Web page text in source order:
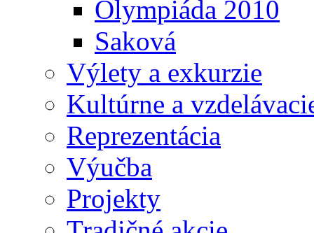
Olympiáda 2010
Saková
Výlety a exkurzie
Kultúrne a
Reprezentácia
Výučba
Projekty